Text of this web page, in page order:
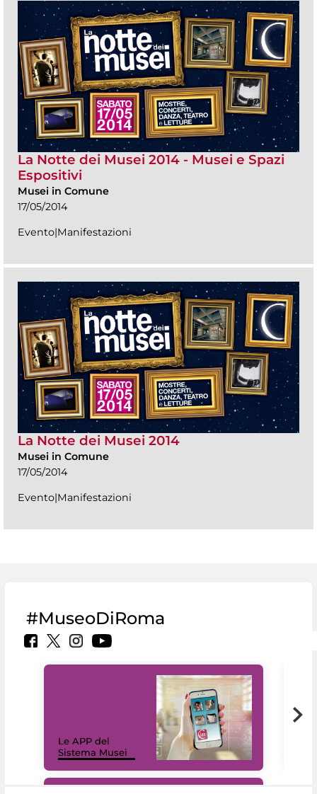
La Notte dei Musei 2014 - Musei e Spazi
Espositivi
Musei in Comune
17/05/2014
Evento|Manifestazioni
La Notte dei Musei 2014
Musei in Comune
17/05/2014
Evento|Manifestazioni
#MuseoDiRoma
Le APP del
Sistema Musei